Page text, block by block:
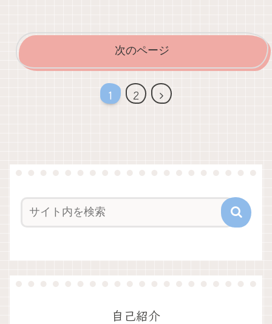
次のページ
1 2
次
自己紹介